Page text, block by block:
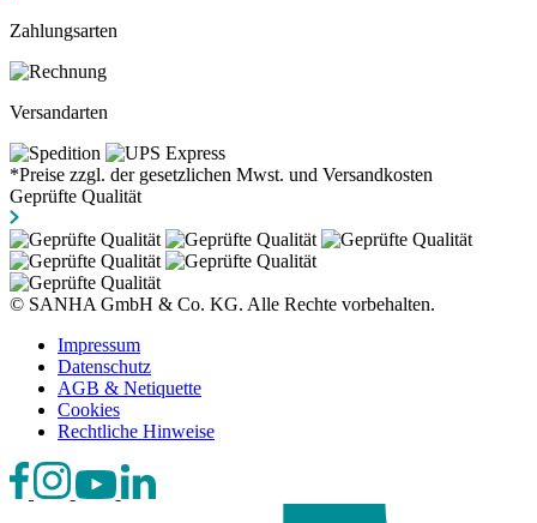
Zahlungsarten
Versandarten
*Preise zzgl. der gesetzlichen Mwst. und Versandkosten
Geprüfte Qualität
© SANHA GmbH & Co. KG. Alle Rechte vorbehalten.
Impressum
Datenschutz
AGB & Netiquette
Cookies
Rechtliche Hinweise